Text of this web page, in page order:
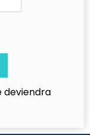
deviendra